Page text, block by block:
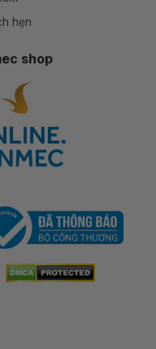
hẹn
shop